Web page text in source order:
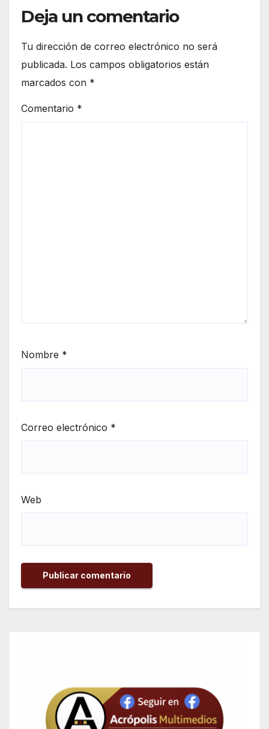
Deja un comentario
Tu dirección de correo electrónico no será
publicada. Los campos obligatorios están
marcados con *
Comentario *
Nombre *
Correo electrónico *
Web